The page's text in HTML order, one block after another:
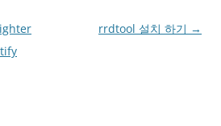
rrdtool 설치 하기 →